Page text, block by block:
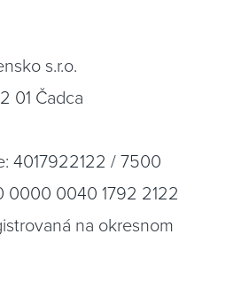
s.r.o.
01 Čadca
4017922122 / 7500
0000 0040 1792 2122
na okresnom